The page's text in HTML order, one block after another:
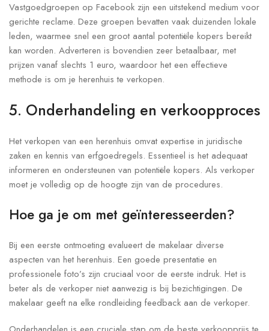
Vastgoedgroepen op Facebook zijn een uitstekend medium voor
gerichte reclame. Deze groepen bevatten vaak duizenden lokale
leden, waarmee snel een groot aantal potentiële kopers bereikt
kan worden. Adverteren is bovendien zeer betaalbaar, met
prijzen vanaf slechts 1 euro, waardoor het een effectieve
methode is om je herenhuis te verkopen.
5. Onderhandeling en verkoopproces
Het verkopen van een herenhuis omvat expertise in juridische
zaken en kennis van erfgoedregels. Essentieel is het adequaat
informeren en ondersteunen van potentiële kopers. Als verkoper
moet je volledig op de hoogte zijn van de procedures.
Hoe ga je om met geïnteresseerden?
Bij een eerste ontmoeting evalueert de makelaar diverse
aspecten van het herenhuis. Een goede presentatie en
professionele foto’s zijn cruciaal voor de eerste indruk. Het is
beter als de verkoper niet aanwezig is bij bezichtigingen. De
makelaar geeft na elke rondleiding feedback aan de verkoper.